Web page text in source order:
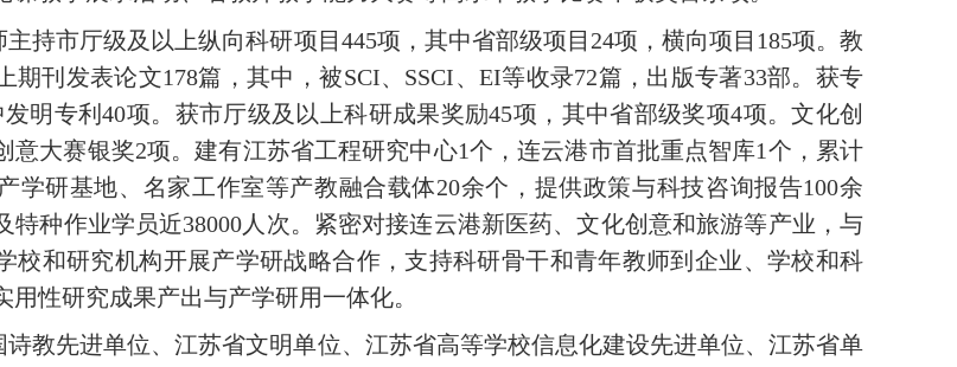
持市厅级及以上纵向科研项目 445项，其中省部级项目 24项，横向项目 185项。教
期刊发表论文178篇，其中，被SCI、 SSCI、 EI等收录72篇，出版专著33部。获专
明专利40项。获市厅级及以上科研成果奖励45项，其中省部级奖项4项。文化创
意大赛银奖2项。建有江苏省工程研究中心1个，连云港市首批重点智库1个，累计
学研基地、名家工作室等产教融合载体20余个，提供政策与科技咨询报告100余
特种作业学员近38000人次。紧密对接连云港新医药、文化创意和旅游等产业，与
校和研究机构开展产学研战略合作，支持科研骨干和青年教师到企业、学校和科
用性研究成果产出与产学研用一体化。
教先进单位、江苏省文明单位、江苏省高等学校信息化建设先进单位、江苏省单